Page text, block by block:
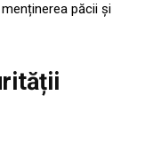
păcii și